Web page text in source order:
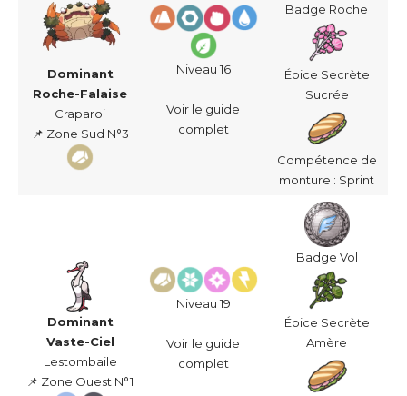
Dominant
Roche-Falaise
Craparoi
📌 Zone Sud N°3
Niveau 16
Voir le guide
complet
Badge Roche
Épice Secrète
Sucrée
Compétence de
monture : Sprint
Dominant
Vaste-Ciel
Lestombaile
📌 Zone Ouest N°1
Niveau 19
Voir le guide
complet
Badge Vol
Épice Secrète
Amère